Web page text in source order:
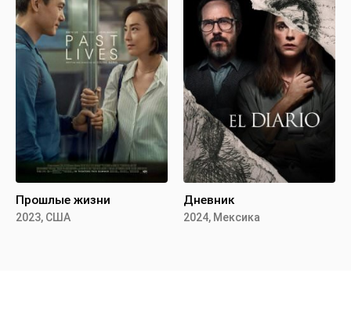
Прошлые жизни
2023, США
Дневник
2024, Мексика